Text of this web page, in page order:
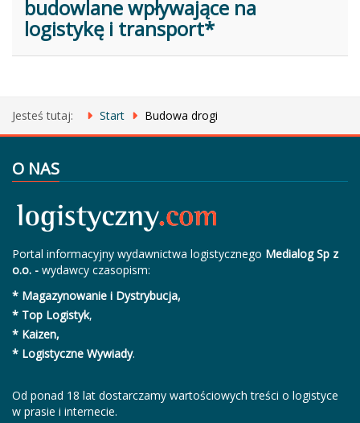
budowlane wpływające na
logistykę i transport*
Jesteś tutaj: Start Budowa drogi
O NAS
Portal informacyjny wydawnictwa logistycznego Medialog Sp z
o.o. - wydawcy czasopism:
* Magazynowanie i Dystrybucja,
* Top Logistyk,
* Kaizen,
* Logistyczne Wywiady.
Od ponad 18 lat dostarczamy wartościowych treści o logistyce
w prasie i internecie.